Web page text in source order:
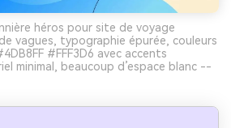
héros pour site de voyage
vagues, typographie épurée, couleurs
#FFF3D6 avec accents
minimal, beaucoup d’espace blanc --